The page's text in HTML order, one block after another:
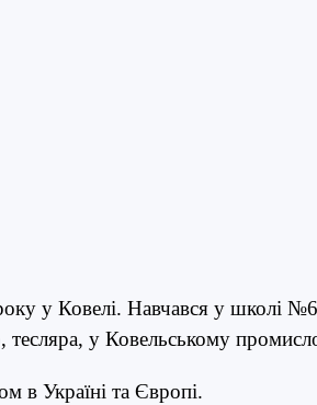
у Ковелі. Навчався у школі
тесляра, у Ковельському
в Україні та Європі.